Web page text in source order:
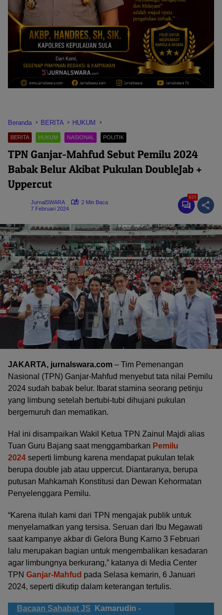
Beranda BERITA HUKUM
BERITA HUKUM NASIONAL POLITIK
TPN Ganjar-Mahfud Sebut Pemilu 2024
Babak Belur Akibat Pukulan DoubleJab +
Uppercut
JurnalSWARA
2 Min Baca
7 Februari 2024
620
JAKARTA, jurnalswara.com – Tim Pemenangan
Nasional (TPN) Ganjar-Mahfud menyebut tata nilai Pemilu
2024 sudah babak belur. Ibarat stamina seorang petinju
yang limbung setelah bertubi-tubi dihujani pukulan
bergemuruh dan mematikan.
Hal ini disampaikan Wakil Ketua TPN Zainul Majdi alias
Tuan Guru Bajang saat menggambarkan Pemilu
2024 seperti limbung karena mendapat pukulan telak
berupa double jab atau uppercut. Diantaranya, berupa
putusan Mahkamah Konstitusi dan Dewan Kehormatan
Penyelenggara Pemilu.
“Karena itulah kami dari TPN mengajak publik untuk
menyelamatkan yang tersisa. Seruan dari Ibu Megawati
saat kampanye akbar di Gelora Bung Karno 3 Februari
lalu merupakan bagian untuk mengembalikan kesadaran
agar limbungnya berkurang,” katanya di Media Center
TPN Ganjar-Mahfud pada Selasa kemarin, 6 Januari
2024, seperti dikutip dalam keterangan tertulis.
Bacaan Sahabat JS
Kamarudin -